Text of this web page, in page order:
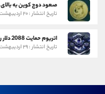
صعود دوج کوین به بالای 0.1 دلار
تاریخ انتشار : ۲۰ اردیبهشت ۱۴۰۵
اتریوم حمایت 2088 دلار را حفظ کرد
تاریخ انتشار : ۲۹ اردیبهشت ۱۴۰۵